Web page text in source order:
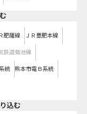
肥薩線 ＪＲ豊肥本線
鉄道菊池線
統 熊本市電Ｂ系統
込む